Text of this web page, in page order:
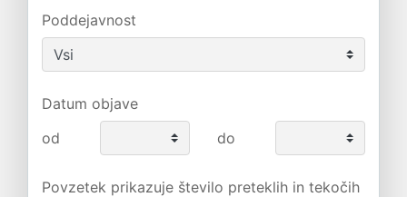
Poddejavnost
Datum objave
od
do
Povzetek prikazuje število preteklih in tekočih